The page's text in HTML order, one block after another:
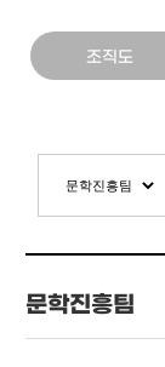
조직도
문학진흥팀